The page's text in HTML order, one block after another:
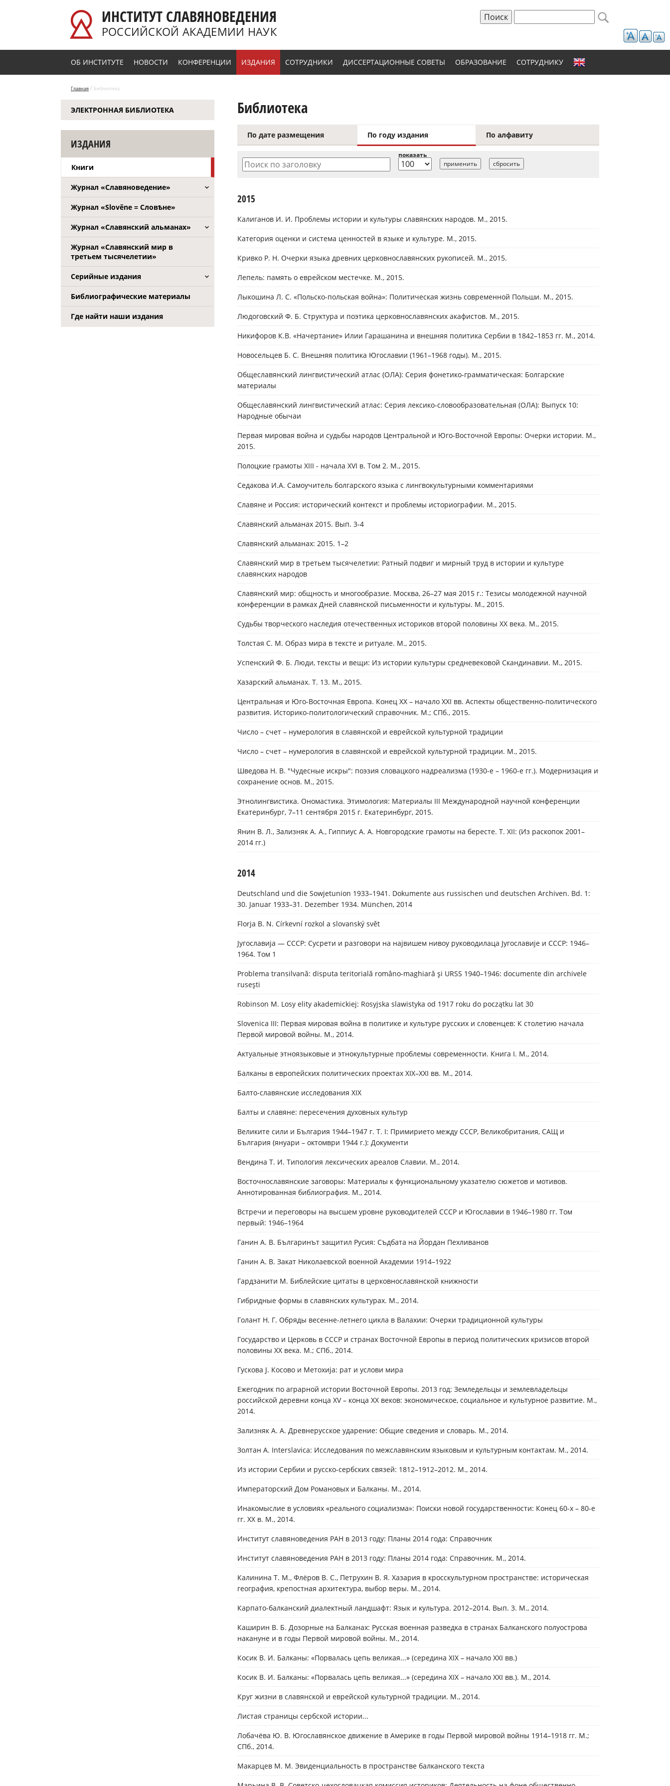
ИНСТИТУТ СЛАВЯНОВЕДЕНИЯ
РОССИЙСКОЙ АКАДЕМИИ НАУК Форма поиска
ОБ ИНСТИТУТЕ НОВОСТИ КОНФЕРЕНЦИИ ИЗДАНИЯ СОТРУДНИКИ ДИССЕРТАЦИОННЫЕ СОВЕТЫ ОБРАЗОВАНИЕ СОТРУДНИКУ
Главная / Библиотека
ЭЛЕКТРОННАЯ БИБЛИОТЕКА
ИЗДАНИЯ
Книги
Журнал «Славяноведение»
Журнал «Slověne = Словѣне»
Журнал «Славянский альманах»
Журнал «Славянский мир в
третьем тысячелетии»
Серийные издания
Библиографические материалы
Где найти наши издания
Библиотека
По дате размещения По году издания По алфавиту
Поиск по заголовку
показать
2015
Калиганов И. И. Проблемы истории и культуры славянских народов. М., 2015.
Категория оценки и система ценностей в языке и культуре. М., 2015.
Кривко Р. Н. Очерки языка древних церковнославянских рукописей. М., 2015.
Лепель: память о еврейском местечке. М., 2015.
Лыкошина Л. С. «Польско-польская война»: Политическая жизнь современной Польши. М., 2015.
Людоговский Ф. Б. Структура и поэтика церковнославянских акафистов. М., 2015.
Никифоров К.В. «Начертание» Илии Гарашанина и внешняя политика Сербии в 1842–1853 гг. М., 2014.
Новосельцев Б. С. Внешняя политика Югославии (1961–1968 годы). М., 2015.
Общеславянский лингвистический атлас (ОЛА): Серия фонетико-грамматическая: Болгарские
материалы
Общеславянский лингвистический атлас: Серия лексико-словообразовательная (ОЛА): Выпуск 10:
Народные обычаи
Первая мировая война и судьбы народов Центральной и Юго-Восточной Европы: Очерки истории. М.,
2015.
Полоцкие грамоты XIII ­- начала XVI в. Том 2. М., 2015.
Седакова И.А. Самоучитель болгарского языка с лингвокультурными комментариями
Славяне и Россия: исторический контекст и проблемы историографии. М., 2015.
Славянский альманах 2015. Вып. 3-4
Славянский альманах: 2015. 1–2
Славянский мир в третьем тысячелетии: Ратный подвиг и мирный труд в истории и культуре
славянских народов
Славянский мир: общность и многообразие. Москва, 26–27 мая 2015 г.: Тезисы молодежной научной
конференции в рамках Дней славянской письменности и культуры. М., 2015.
Судьбы творческого наследия отечественных историков второй по­ловины XX века. М., 2015.
Толстая С. М. Образ мира в тексте и ритуале. М., 2015.
Успенский Ф. Б. Люди, тексты и вещи: Из истории культуры средневековой Скандинавии. М., 2015.
Хазарский альманах. Т. 13. М., 2015.
Центральная и Юго-Восточная Европа. Конец XX – начало XXI вв. Аспекты общественно-политического
развития. Историко-политологический справочник. М.; СПб., 2015.
Число – счет – нумерология в славянской и еврейской культурной традиции
Число – счет – нумерология в славянской и еврейской культурной традиции. М., 2015.
Шведова Н. В. "Чудесные искры": поэзия словацкого надреализма (1930-е – 1960-е гг.). Модернизация и
сохранение основ. М., 2015.
Этнолингвистика. Ономастика. Этимология: Материалы III Международной научной конференции
Екатеринбург, 7–11 сентября 2015 г. Екатеринбург, 2015.
Янин В. Л., Зализняк А. А., Гиппиус А. А. Новгородские грамоты на бересте. Т. XII: (Из раскопок 2001–
2014 гг.)
2014
Deutschland und die Sowjetunion 1933–1941. Dokumente aus russischen und deutschen Archiven. Bd. 1:
30. Januar 1933–31. Dezember 1934. München, 2014
Florja B. N. Církevní rozkol a slovanský svět
Jугославиjа — СССР: Сусрети и разговори на наjвишем нивоу руководилаца Jугославиjе и СССР: 1946–
1964. Том 1
Problema transilvană: disputa teritorială româno-maghiară şi URSS 1940–1946: documente din archivele
ruseşti
Robinson M. Losy elity akademickiej: Rosyjska slawistyka od 1917 roku do początku lat 30
Slovenica III: Первая мировая война в политике и культуре русских и словенцев: К столетию начала
Первой мировой войны. М., 2014.
Актуальные этноязыковые и этнокультурные проблемы современности. Книга І. М., 2014.
Балканы в европейских политических проектах ХIХ–ХХI вв. М., 2014.
Балто-славянские исследования ХІХ
Балты и славяне: пересечения духовных культур
Великите сили и България 1944–1947 г. T. I: Примирието между СССР, Великобритания, САЩ и
България (януари – октомври 1944 г.): Документи
Вендина Т. И. Типология лексических ареалов Славии. М., 2014.
Восточнославянские заговоры: Материалы к функциональному указателю сюжетов и мотивов.
Аннотированная библиография. М., 2014.
Встречи и переговоры на высшем уровне руководителей СССР и Югославии в 1946–1980 гг. Том
первый: 1946–1964
Ганин А. В. Българинът защитил Русия: Съдбата на Йордан Пехливанов
Ганин А. В. Закат Николаевской военной Академии 1914–1922
Гардзанити М. Библейские цитаты в церковнославянской книжности
Гибридные формы в славянских культурах. М., 2014.
Голант Н. Г. Обряды весенне-летнего цикла в Валахии: Очерки традиционной культуры
Государство и Церковь в СССР и странах Восточной Европы в период политических кризисов второй
половины XX века. М.; СПб., 2014.
Гускова J. Косово и Метохиjа: рат и услови мира
Ежегодник по аграрной истории Восточной Европы. 2013 год: Земледельцы и землевладельцы
российской деревни конца XV – конца XX веков: экономическое, социальное и культурное развитие. М.,
2014.
Зализняк А. А. Древнерусское ударение: Общие сведения и словарь. М., 2014.
Золтан А. Interslavica: Исследования по межславянским языковым и культурным контактам. М., 2014.
Из истории Сербии и русско-сербских связей: 1812–1912–2012. М., 2014.
Императорский Дом Романовых и Балканы. М., 2014.
Инакомыслие в условиях «реального социализма»: Поиски новой государственности: Конец 60-х ­– 80-е
гг. XX в. М., 2014.
Институт славяноведения РАН в 2013 году: Планы 2014 года: Справочник
Институт славяноведения РАН в 2013 году: Планы 2014 года: Справочник. М., 2014.
Калинина Т. М., Флёров В. С., Петрухин В. Я. Хазария в кросскультурном пространстве: историческая
география, крепостная архитектура, выбор веры. М., 2014.
Карпато-балканский диалектный ландшафт: Язык и культура. 2012–2014. Вып. 3. М., 2014.
Каширин В. Б. Дозорные на Балканах: Русская военная разведка в странах Балканского полуострова
накануне и в годы Первой мировой войны. М., 2014.
Косик В. И. Балканы: «Порвалась цепь великая...» (середина XIX – начало XXI вв.)
Косик В. И. Балканы: «Порвалась цепь великая...» (середина XIX – начало XXI вв.). М., 2014.
Круг жизни в славянской и еврейской культурной традиции. М., 2014.
Листая страницы сербской истории...
Лобачёва Ю. В. Югославянское движение в Америке в годы Первой мировой войны 1914–1918 гг. М.;
СПб., 2014.
Макарцев М. М. Эвиденциальность в пространстве балканского текста